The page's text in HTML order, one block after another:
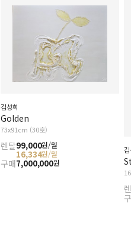
김성희
Golden
73x91cm (30호)
렌탈99,000원/월
16,334원/월
구매7,000,000원